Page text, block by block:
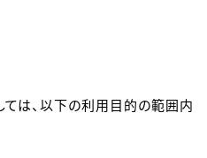
ては、以下の利用目的の範囲内